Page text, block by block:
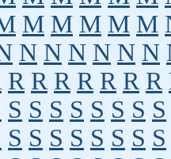
M M M M M
N N N N N N
R R R R R R R
S S S S S S S S
S S S S S S S S